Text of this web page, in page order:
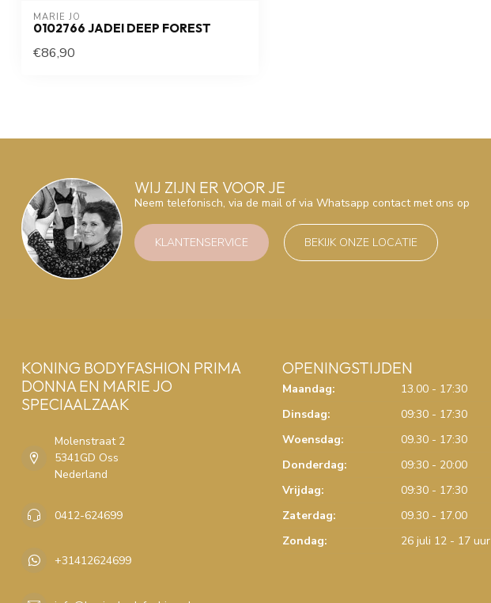
MARIE JO
0102766 JADEI DEEP FOREST
€86,90
WIJ ZIJN ER VOOR JE
Neem telefonisch, via de mail of via Whatsapp contact met ons op
KLANTENSERVICE BEKIJK ONZE LOCATIE
KONING BODYFASHION PRIMA
DONNA EN MARIE JO
SPECIAALZAAK
Molenstraat 2
5341GD Oss
Nederland
0412-624699
+31412624699
OPENINGSTIJDEN
Maandag:
13.00 - 17:30
Dinsdag:
09:30 - 17:30
Woensdag:
09.30 - 17:30
Donderdag:
09:30 - 20:00
Vrijdag:
09:30 - 17:30
Zaterdag:
09.30 - 17.00
Zondag:
26 juli 12 - 17 uur